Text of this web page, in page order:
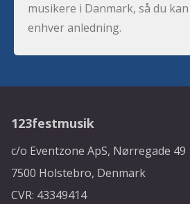
musikere i Danmark, så du
enhver anledning.
123festmusik
c/o Eventzone ApS, Nørregade 49
7500 Holstebro, Denmark
CVR: 43349414